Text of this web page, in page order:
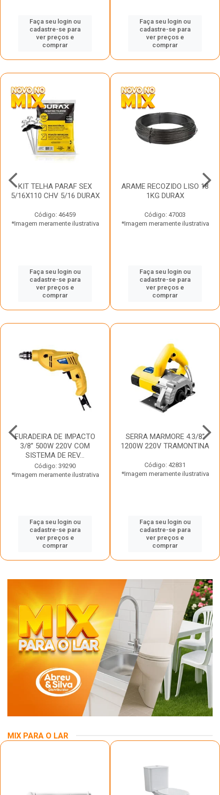
Faça seu login ou
cadastre-se para
ver preços e
comprar
Faça seu login ou
cadastre-se para
ver preços e
comprar
KIT TELHA PARAF SEX
5/16X110 CHV 5/16 DURAX
Código: 46459
*Imagem meramente ilustrativa
Faça seu login ou
cadastre-se para
ver preços e
comprar
ARAME RECOZIDO LISO 18
1KG DURAX
Código: 47003
*Imagem meramente ilustrativa
Faça seu login ou
cadastre-se para
ver preços e
comprar
FURADEIRA DE IMPACTO
3/8” 500W 220V COM
SISTEMA DE REV...
Código: 39290
*Imagem meramente ilustrativa
Faça seu login ou
cadastre-se para
ver preços e
comprar
SERRA MARMORE 4.3/8”
1200W 220V TRAMONTINA
Código: 42831
*Imagem meramente ilustrativa
Faça seu login ou
cadastre-se para
ver preços e
comprar
MIX PARA O LAR